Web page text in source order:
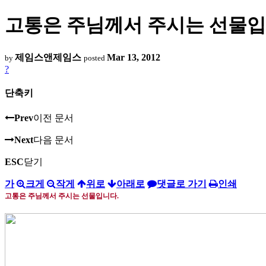
고통은 주님께서 주시는 선물
by 제임스앤제임스 posted Mar 13, 2012
?
단축키
Prev이전 문서
Next다음 문서
ESC닫기
가 크게 작게 위로 아래로 댓글로 가기 인쇄
고통은 주님께서 주시는 선물입니다.